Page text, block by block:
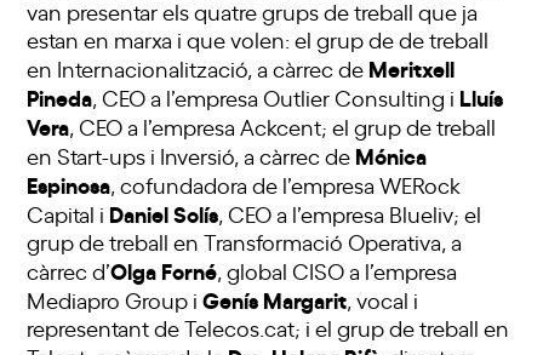
van presentar els quatre grups de treball que ja
estan en marxa i que volen: el grup de de treball
en Internacionalització, a càrrec de Meritxell
Pineda , CEO a l’empresa Outlier Consulting i Lluís
Vera , CEO a l’empresa Ackcent; el grup de treball
en Start-ups i Inversió, a càrrec de Mónica
Espinosa , cofundadora de l’empresa WERock
Capital i Daniel Solís , CEO a l’empresa Blueliv; el
grup de treball en Transformació Operativa, a
càrrec d’Olga Forné , global CISO a l’empresa
Mediapro Group iGenís Margarit , vocal i
representant de Telecos.cat; i el grup de treball en